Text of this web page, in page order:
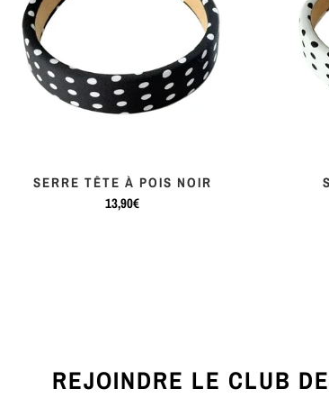
SERRE TÊTE À POIS NOIR
13,90€
REJOINDRE LE CLUB